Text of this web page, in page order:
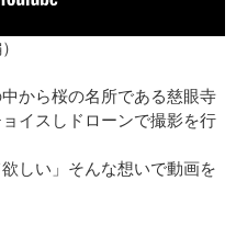
から桜の名所である慈眼寺
イスしドローンで撮影を行
しい」そんな想いで動画を